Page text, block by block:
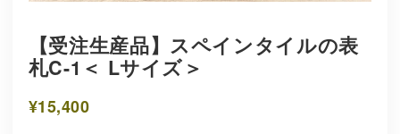
【受注生産品】スペインタイルの表
札C-1＜ Lサイズ＞
¥15,400